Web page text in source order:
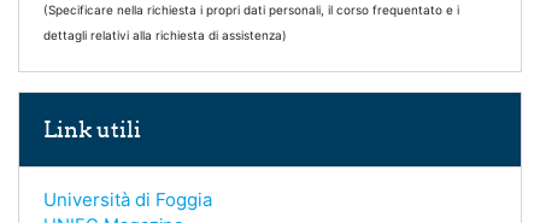
(Specificare nella richiesta i propri dati personali, il corso frequentato e i
dettagli relativi alla richiesta di assistenza)
Link utili
Università di Foggia